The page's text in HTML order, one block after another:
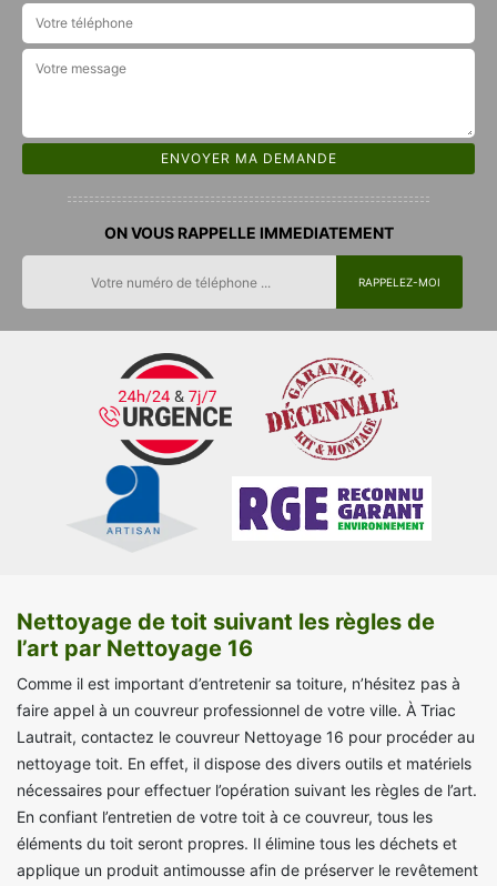
ON VOUS RAPPELLE IMMEDIATEMENT
Nettoyage de toit suivant les règles de
l’art par Nettoyage 16
Comme il est important d’entretenir sa toiture, n’hésitez pas à
faire appel à un couvreur professionnel de votre ville. À Triac
Lautrait, contactez le couvreur Nettoyage 16 pour procéder au
nettoyage toit. En effet, il dispose des divers outils et matériels
nécessaires pour effectuer l’opération suivant les règles de l’art.
En confiant l’entretien de votre toit à ce couvreur, tous les
éléments du toit seront propres. Il élimine tous les déchets et
applique un produit antimousse afin de préserver le revêtement